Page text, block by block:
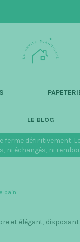
S
c
a
LE BLOG
ferme définitivement.
ni échangés, ni
bain
et élégant, disposant